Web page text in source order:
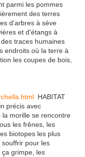
parmi les pommes
des terres
d'arbres à sève
et d'étangs à
traces humaines
endroits où la terre à
les coupes de bois,
HABITAT
précis avec
morille se rencontre
les frênes, les
biotopes les plus
pour les
grimpe, les